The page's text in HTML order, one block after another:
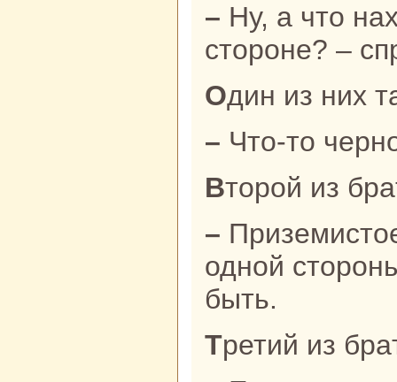
– Ну, а что нaходится нa северной
стороне? –
Один из них
– Что-то
Второй из
– Приземистое да черное, а еще с
одной
быть.
Третий из